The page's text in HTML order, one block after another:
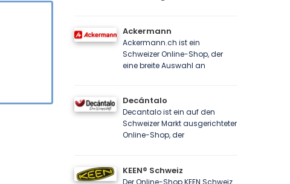
Ackermann
Ackermann.ch ist ein
Schweizer Online-Shop, der
eine breite Auswahl an
Decántalo
Decantalo ist ein auf den
Schweizer Markt ausgerichteter
Online-Shop, der
KEEN® Schweiz
Der Online-Shop KEEN Schweiz